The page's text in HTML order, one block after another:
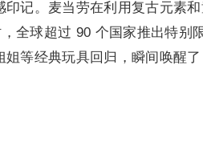
记。麦当劳在利用复古元素
全球超过 90 个国家推出特别
等经典玩具回归，瞬间唤醒